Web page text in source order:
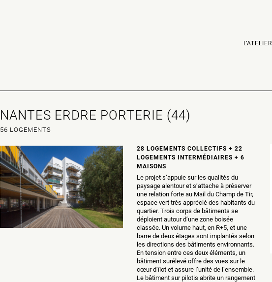
L’ATELIER
NANTES ERDRE PORTERIE (44)
56 LOGEMENTS
28 LOGEMENTS COLLECTIFS + 22
LOGEMENTS INTERMÉDIAIRES + 6
MAISONS
Le projet s’appuie sur les qualités du
paysage alentour et s’attache à préserver
une relation forte au Mail du Champ de Tir,
espace vert très apprécié des habitants du
quartier. Trois corps de bâtiments se
déploient autour d’une zone boisée
classée. Un volume haut, en R+5, et une
barre de deux étages sont implantés selon
les directions des bâtiments environnants.
En tension entre ces deux éléments, un
bâtiment surélevé offre des vues sur le
cœur d’îlot et assure l’unité de l’ensemble.
Le bâtiment sur pilotis abrite un rangement